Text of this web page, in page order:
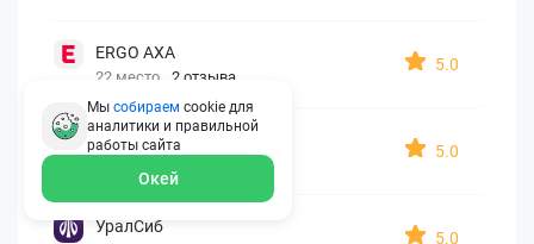
ERGO AXA
22 место 2 отзыва
5.0
Oxy Travel Premium
5.0
УралСиб
5.0
Мы собираем cookie для
аналитики и правильной
работы сайта
Окей